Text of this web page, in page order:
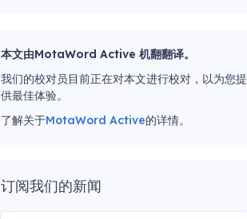
本文由MotaWord Active 机翻翻译。
我们的校对员目前正在对本文进行校对，以为您提
供最佳体验。
了解关于MotaWord Active的详情。
订阅我们的新闻